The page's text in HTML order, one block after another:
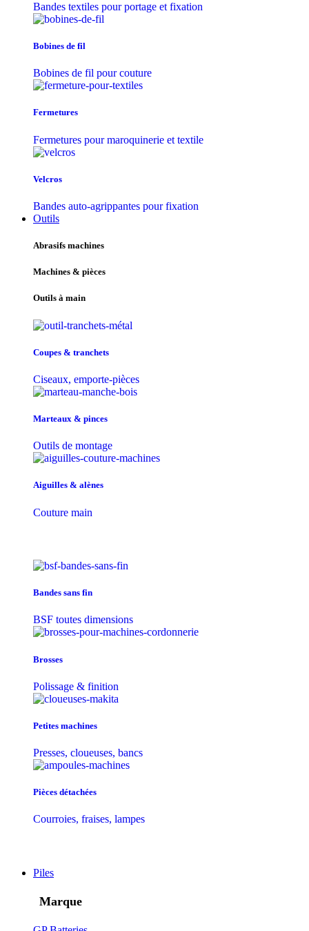
Bandes textiles pour portage et fixation
Bobines de fil
Bobines de fil pour couture
Fermetures
Fermetures pour maroquinerie et textile
Velcros
Bandes auto-agrippantes pour fixation
Outils
Abrasifs machines
Machines & pièces
Outils à main
Coupes & tranchets
Ciseaux, emporte-pièces
Marteaux & pinces
Outils de montage
Aiguilles & alènes
Couture main
Bandes sans fin
BSF toutes dimensions
Brosses
Polissage & finition
Petites machines
Presses, cloueuses, bancs
Pièces détachées
Courroies, fraises, lampes
Piles
Marque